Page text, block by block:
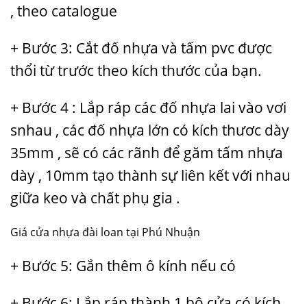
, theo catalogue
+ Bước 3: Cắt đố nhựa và tấm pvc được
thổi từ trước theo kích thước của bạn.
+ Bước 4 : Lắp ráp các đố nhựa lai vào vơi
snhau , các đố nhựa lớn có kích thươc dày
35mm , sẽ có các rãnh để găm tấm nhựa
dày , 10mm tạo thành sự liên kết với nhau
giữa keo và chất phụ gia .
Giá cửa nhựa đài loan tại Phú Nhuận
+ Bước 5: Gắn thêm ô kính nếu có